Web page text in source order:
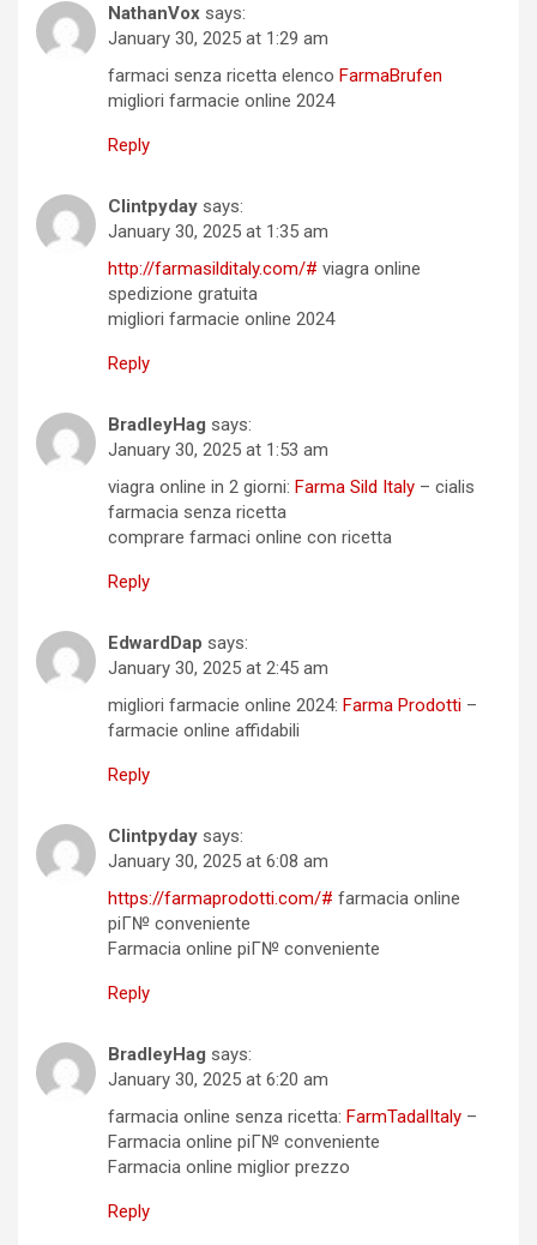
NathanVox says:
January 30, 2025 at 1:29 am
farmaci senza ricetta elenco FarmaBrufen
migliori farmacie online 2024
Reply
Clintpyday says:
January 30, 2025 at 1:35 am
http://farmasilditaly.com/# viagra online
spedizione gratuita
migliori farmacie online 2024
Reply
BradleyHag says:
January 30, 2025 at 1:53 am
viagra online in 2 giorni: Farma Sild Italy – cialis
farmacia senza ricetta
comprare farmaci online con ricetta
Reply
EdwardDap says:
January 30, 2025 at 2:45 am
migliori farmacie online 2024: Farma Prodotti –
farmacie online affidabili
Reply
Clintpyday says:
January 30, 2025 at 6:08 am
https://farmaprodotti.com/# farmacia online
piГ№ conveniente
Farmacia online piГ№ conveniente
Reply
BradleyHag says:
January 30, 2025 at 6:20 am
farmacia online senza ricetta: FarmTadalItaly –
Farmacia online piГ№ conveniente
Farmacia online miglior prezzo
Reply